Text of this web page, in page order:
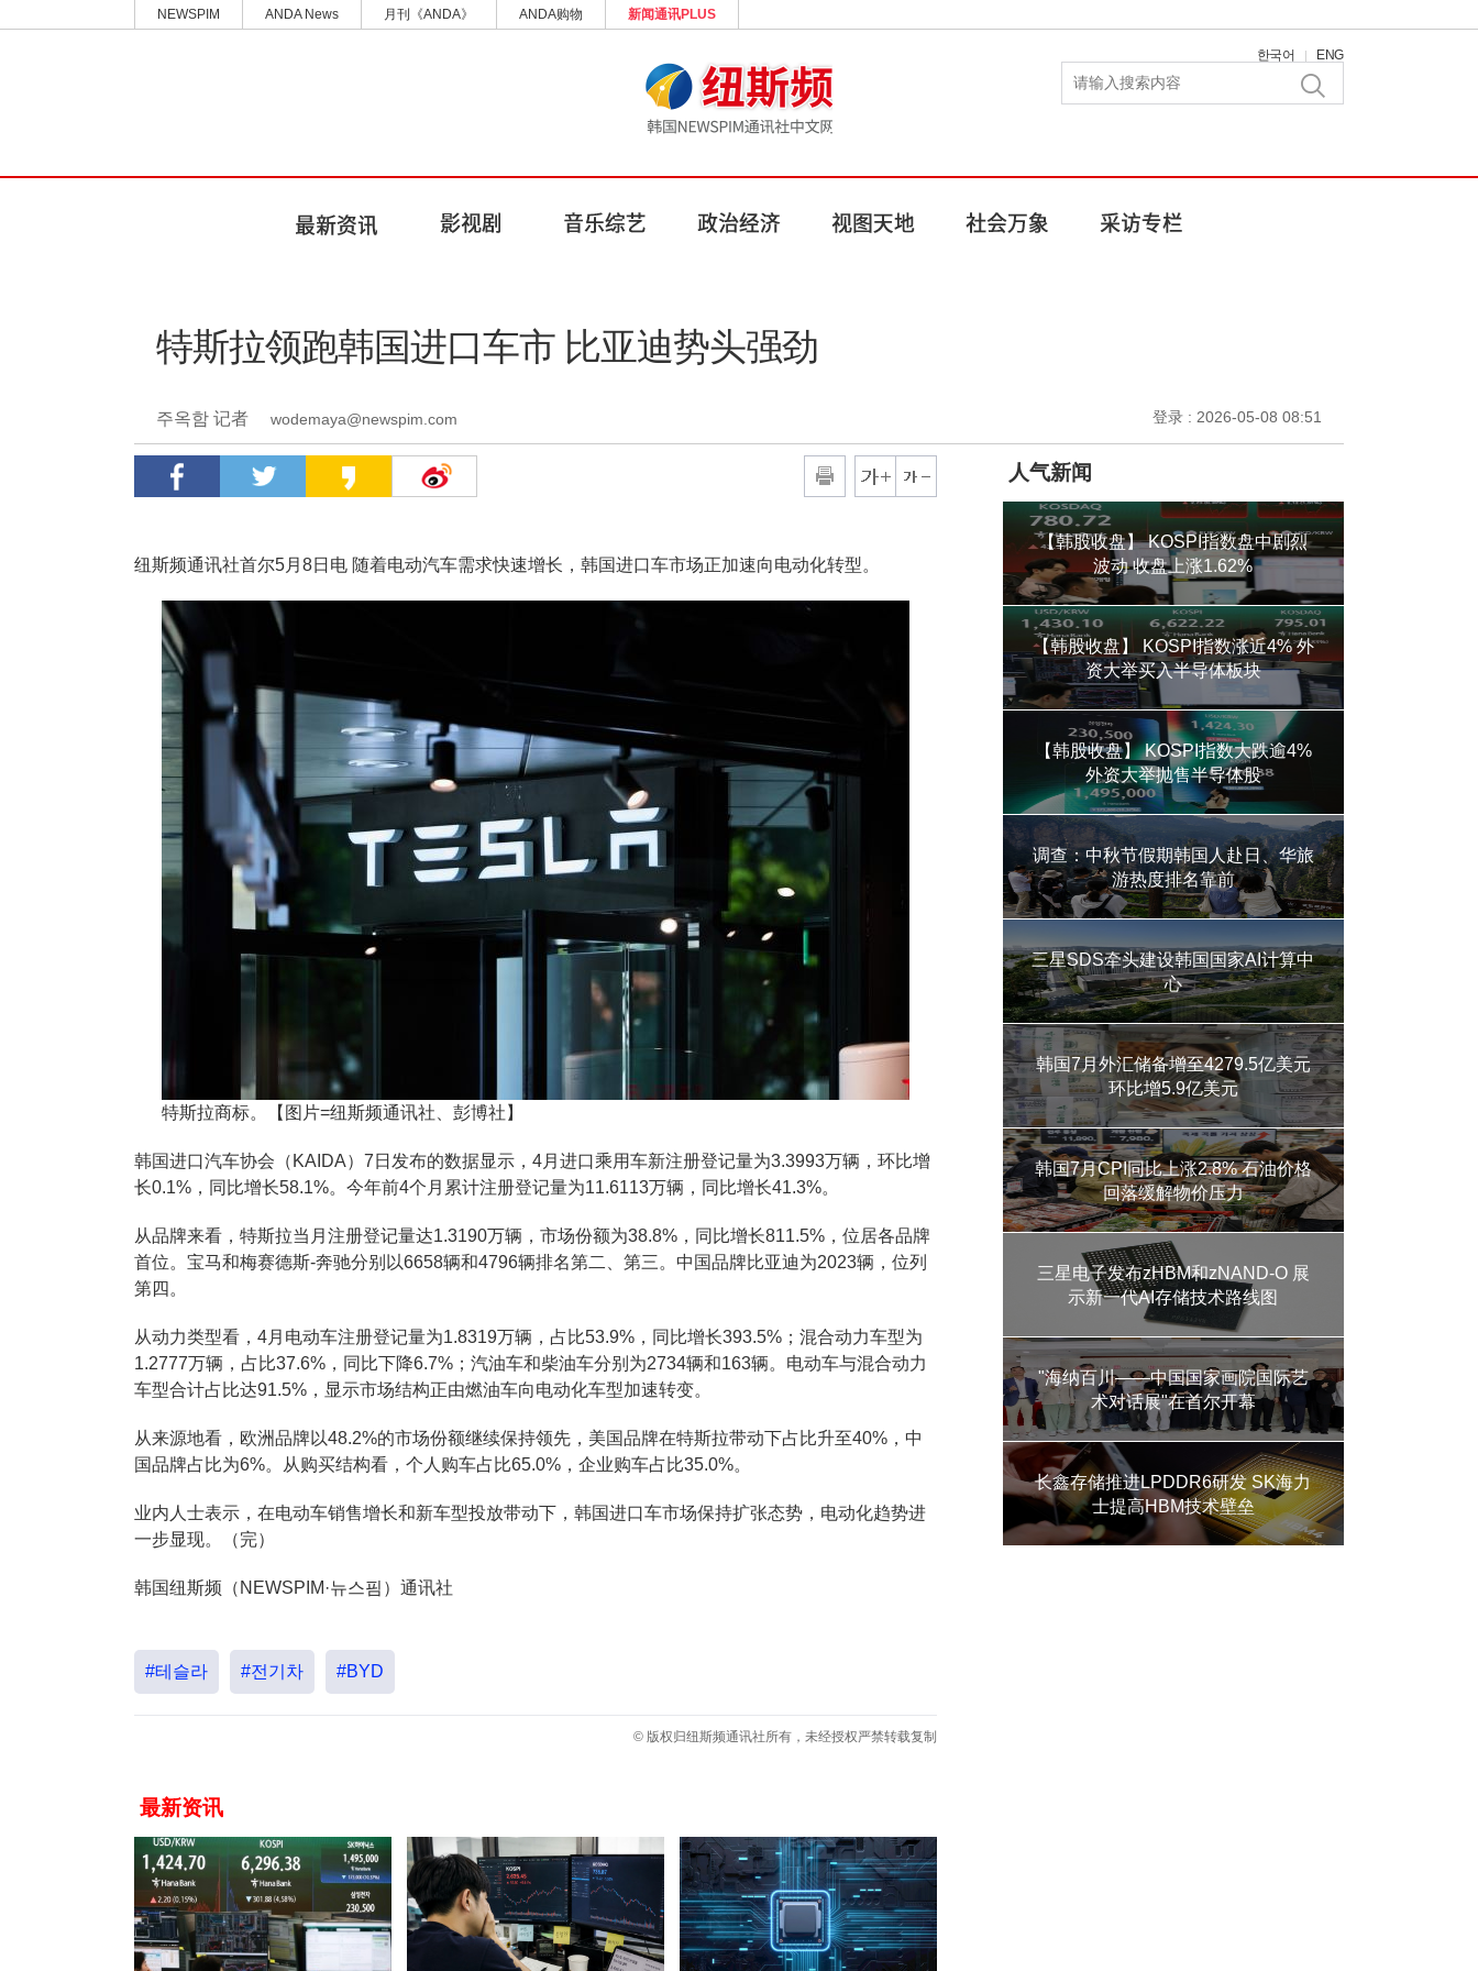
NEWSPIM ANDA News 月刊《ANDA》 ANDA购物 新闻通讯PLUS
한국어 | ENG
特斯拉领跑韩国进口车市 比亚迪势头强劲
주옥함 记者 wodemaya@newspim.com 登录 : 2026-05-08 08:51
纽斯频通讯社首尔5月8日电 随着电动汽车需求快速增长，韩国进口车市场正加速向电动化转型。
特斯拉商标。【图片=纽斯频通讯社、彭博社】
韩国进口汽车协会（KAIDA）7日发布的数据显示，4月进口乘用车新注册登记量为3.3993万辆，环比增
长0.1%，同比增长58.1%。今年前4个月累计注册登记量为11.6113万辆，同比增长41.3%。
从品牌来看，特斯拉当月注册登记量达1.3190万辆，市场份额为38.8%，同比增长811.5%，位居各品牌
首位。宝马和梅赛德斯-奔驰分别以6658辆和4796辆排名第二、第三。中国品牌比亚迪为2023辆，位列
第四。
从动力类型看，4月电动车注册登记量为1.8319万辆，占比53.9%，同比增长393.5%；混合动力车型为
1.2777万辆，占比37.6%，同比下降6.7%；汽油车和柴油车分别为2734辆和163辆。电动车与混合动力
车型合计占比达91.5%，显示市场结构正由燃油车向电动化车型加速转变。
从来源地看，欧洲品牌以48.2%的市场份额继续保持领先，美国品牌在特斯拉带动下占比升至40%，中
国品牌占比为6%。从购买结构看，个人购车占比65.0%，企业购车占比35.0%。
业内人士表示，在电动车销售增长和新车型投放带动下，韩国进口车市场保持扩张态势，电动化趋势进
一步显现。（完）
韩国纽斯频（NEWSPIM·뉴스핌）通讯社
#테슬라 #전기차 #BYD
© 版权归纽斯频通讯社所有，未经授权严禁转载复制
最新资讯
人气新闻
【韩股收盘】 KOSPI指数盘中剧烈
波动 收盘上涨1.62%
【韩股收盘】 KOSPI指数涨近4% 外
资大举买入半导体板块
【韩股收盘】 KOSPI指数大跌逾4%
外资大举抛售半导体股
调查：中秋节假期韩国人赴日、华旅
游热度排名靠前
三星SDS牵头建设韩国国家AI计算中
心
韩国7月外汇储备增至4279.5亿美元
环比增5.9亿美元
韩国7月CPI同比上涨2.8% 石油价格
回落缓解物价压力
三星电子发布zHBM和zNAND-O 展
示新一代AI存储技术路线图
"海纳百川——中国国家画院国际艺
术对话展"在首尔开幕
长鑫存储推进LPDDR6研发 SK海力
士提高HBM技术壁垒